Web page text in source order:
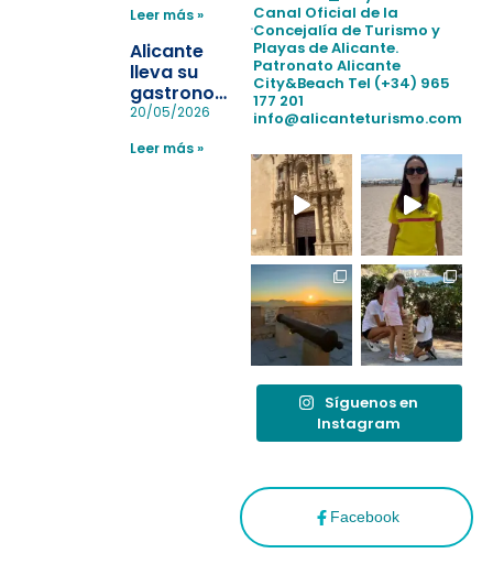
la
pérdida de niños
en las
playas y
realiza con
éxito un
simulacro de socorrismo
Leer más »
Alicante
lleva su
gastronomía
a Madrid
reforzar el
20/05/2026
Leer más »
Facebook
Canal Oficial de la
Concejalía de Turismo y
Playas de Alicante.
Patronato Alicante
City&Beach Tel (+34) 965
177 201
info@alicanteturismo.com
Síguenos en
Instagram